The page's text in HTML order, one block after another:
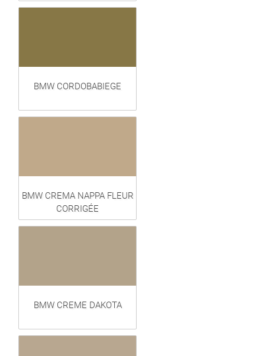
BMW CORDOBABIEGE
BMW CREMA NAPPA FLEUR
CORRIGÉE
BMW CREME DAKOTA